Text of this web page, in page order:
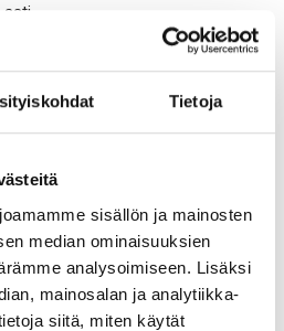
Tietoja
sisällön ja mainosten
median ominaisuuksien
analysoimiseen. Lisäksi
mainosalan ja analytiikka-
siitä, miten käytät
on kiinnityksen kannalta
puhtaat myös asennus sujuu.
voi heikentyä jopa 50
kanssa. Näin saat
kahdesti, harjaa kahdesti
pumpulla kahdesti.